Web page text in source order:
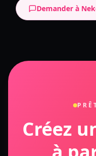
Demander à
Créez